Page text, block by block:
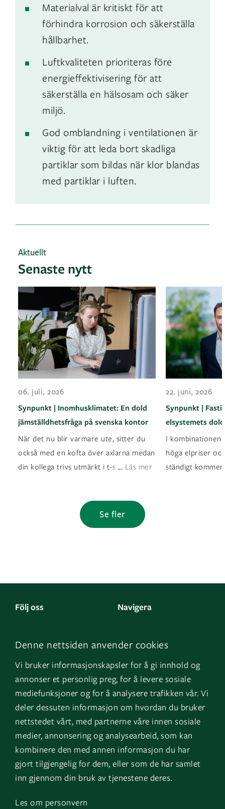
Denne nettsiden anvender cookies
Vi bruker informasjonskapsler for å gi innhold og
annonser et personlig preg, for å levere sosiale
mediefunksjoner og for å analysere trafikken vår. Vi
deler dessuten informasjon om hvordan du bruker
nettstedet vårt, med partnerne våre innen sosiale
medier, annonsering og analysearbeid, som kan
kombinere den med annen informasjon du har
gjort tilgjengelig for dem, eller som de har samlet
inn gjennom din bruk av tjenestene deres.
Les om personvern
Materialval är kritiskt för att
förhindra korrosion och säkerställa
hållbarhet.
Luftkvaliteten prioriteras före
energieffektivisering för att
säkerställa en hälsosam och säker
miljö.
God omblandning i ventilationen är
viktig för att leda bort skadliga
partiklar som bildas när klor blandas
med partiklar i luften.
Aktuellt
Senaste nytt
06. juli, 2026
Synpunkt | Inomhusklimatet: En dold
jämställdhetsfråga på svenska kontor
När det nu blir varmare ute, sitter du
också med en kofta över axlarna medan
din kollega trivs utmärkt i t-shirt? Det ä
... Läs mer
22. juni, 2026
Synpunkt |
elsystemets
I kombinationen
höga elpriser
ständigt
Se fler
Följ oss
LinkedIn
Instagram
YouTube
Navigera
Om oss
GK Norge
GK Danmark
Genvägar
Fakturauppgifter
HMS
Logga in
EOS